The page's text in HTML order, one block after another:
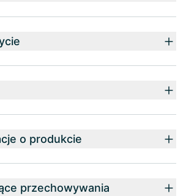
o produkcie
przechowywania